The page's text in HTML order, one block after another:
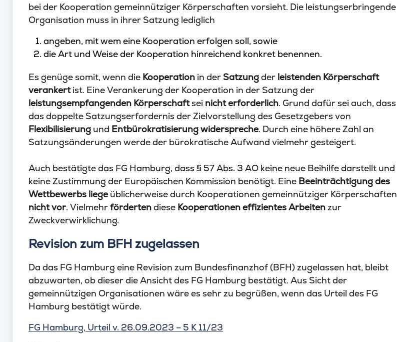
bei der Kooperation gemeinnütziger Körperschaften vorsieht. Die leistungserbringende
Organisation muss in ihrer Satzung lediglich
angeben, mit wem eine Kooperation erfolgen soll, sowie
die Art und Weise der Kooperation hinreichend konkret benennen.
Es genüge somit, wenn die Kooperation in derSatzungder leistenden Körperschaft
verankertist. Eine Verankerung der Kooperation in der Satzung der
leistungsempfangenden Körperschaftsei nicht erforderlich. Grund dafür sei auch, dass
das doppelte Satzungserfordernis der Zielvorstellung des Gesetzgebers von
Flexibilisierung und Entbürokratisierung widerspreche. Durch eine höhere Zahl an
Satzungsänderungen werde der bürokratische Aufwand vielmehr gesteigert.
Auch bestätigte das FG Hamburg, dass § 57 Abs. 3 AO keine neue Beihilfe darstellt und
keine Zustimmung der Europäischen Kommission benötigt. Eine Beeinträchtigung des
Wettbewerbs liegeüblicherweise durch Kooperationen gemeinnütziger Körperschaften
nicht vor. Vielmehrfördertendiese Kooperationeneffizientes Arbeitenzur
Zweckverwirklichung.
Revision zum BFH zugelassen
Da das FG Hamburg eine Revision zum Bundesfinanzhof (BFH) zugelassen hat, bleibt
abzuwarten, ob dieser die Ansicht des FG Hamburg bestätigt. Aus Sicht der
gemeinnützigen Organisationen wäre es sehr zu begrüßen, wenn das Urteil des FG
Hamburg bestätigt würde.
FG Hamburg, Urteil v. 26.09.2023 – 5 K 11/23